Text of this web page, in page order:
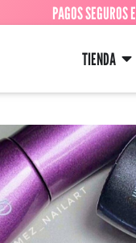
PAGOS SEGUROS
TIENDA